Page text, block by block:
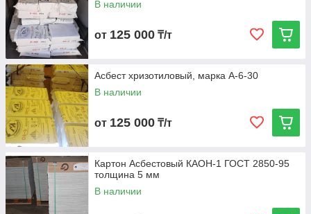
В наличии
от 125 000 ₸/т
Асбест хризотиловый, марка А-6-30
В наличии
от 125 000 ₸/т
Картон Асбестовый КАОН-1 ГОСТ 2850-95
толщина 5 мм
В наличии